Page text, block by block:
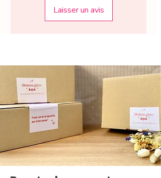
tasses/jour pendant 21 jours tout au
long de la journée.
autre infusion favorisant la circulation.
Contre-indications : Pas de contre-
indication selon les doses indiquées
Laisser un avis